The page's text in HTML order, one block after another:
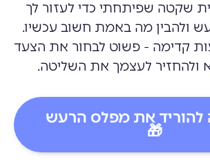
שקטה שפיתחתי כדי לעזור לך
ולהבין מה באמת חשוב עכשיו.
קדימה - פשוט לבחור את הצעד
ולהחזיר לעצמך את השליטה.
להוריד את מפלס הרעש
🎁